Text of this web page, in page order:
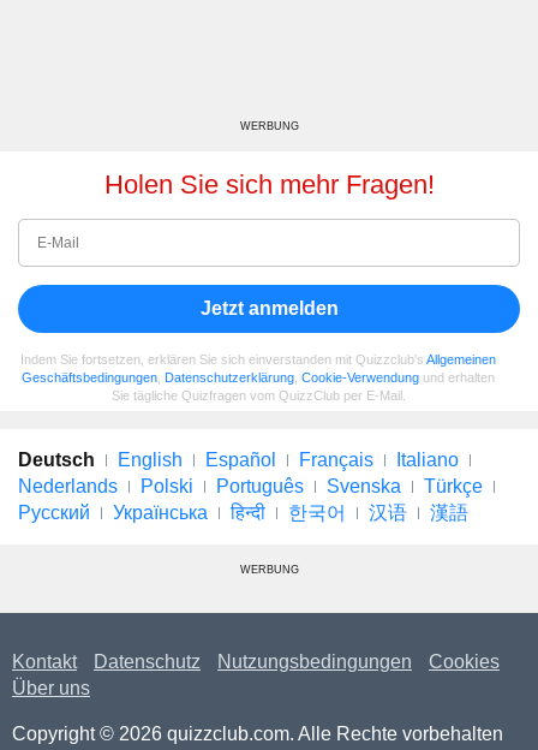
WERBUNG
Holen Sie sich mehr Fragen!
Jetzt anmelden
Indem Sie fortsetzen, erklären Sie sich einverstanden mit Quizzclub's Allgemeinen
Geschäftsbedingungen Datenschutzerklärung Cookie-Verwendung und erhalten
Sie tägliche Quizfragen vom QuizzClub per E-Mail.
Deutsch English Español Français
Italiano
Nederlands
Polski Português Svenska
Türkçe
Русский
Українська हिन्दी 한국어 汉语 漢語
WERBUNG
Kontakt Datenschutz Nutzungsbedingungen
Cookies
Über uns
Copyright © 2026 quizzclub.com. Alle Rechte vorbehalten